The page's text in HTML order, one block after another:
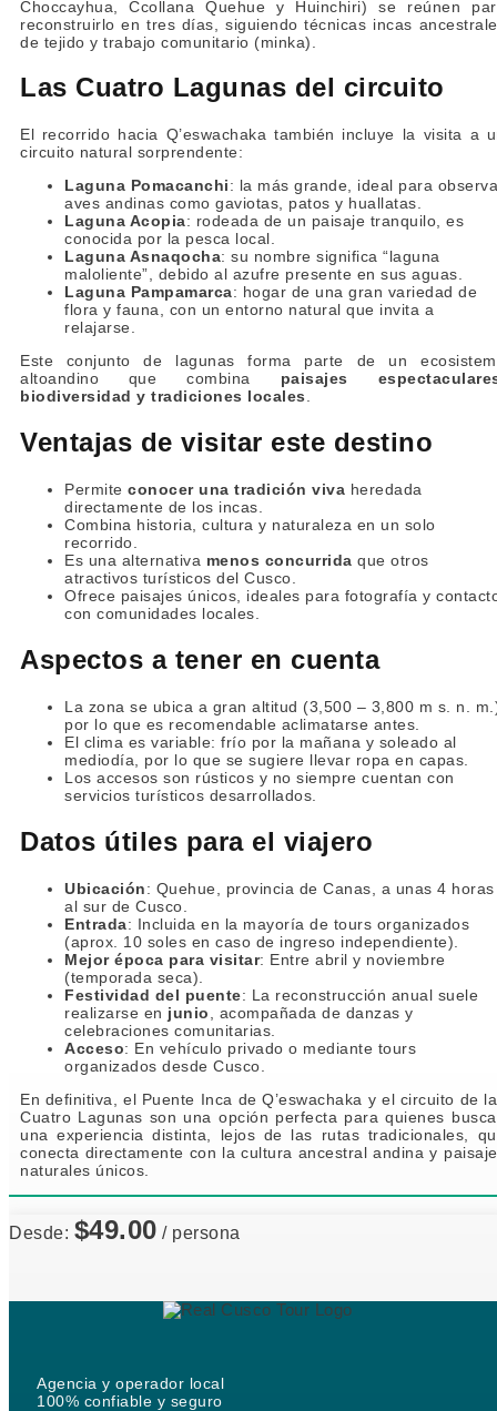
Choccayhua, Ccollana Quehue y Huinchiri) se reúnen
reconstruirlo en tres días, siguiendo técnicas incas
de tejido y trabajo comunitario (minka).
Las Cuatro Lagunas del circuito
El recorrido hacia Q’eswachaka también incluye la visita a
circuito natural sorprendente:
Laguna Pomacanchi: la más grande, ideal para
aves andinas como gaviotas, patos y huallatas.
Laguna Acopia: rodeada de un paisaje tranquilo, es
conocida por la pesca local.
Laguna Asnaqocha: su nombre significa “laguna
maloliente”, debido al azufre presente en sus aguas.
Laguna Pampamarca: hogar de una gran variedad de
flora y fauna, con un entorno natural que invita a
relajarse.
Este conjunto de lagunas forma parte de un
altoandino que combina paisajes
biodiversidad y tradiciones locales.
Ventajas de visitar este destino
Permite conocer una tradición viva heredada
directamente de los incas.
Combina historia, cultura y naturaleza en un solo
recorrido.
Es una alternativa menos concurrida que otros
atractivos turísticos del Cusco.
Ofrece paisajes únicos, ideales para fotografía y
con comunidades locales.
Aspectos a tener en cuenta
La zona se ubica a gran altitud (3,500 – 3,800 m s. n.
por lo que es recomendable aclimatarse antes.
El clima es variable: frío por la mañana y soleado al
mediodía, por lo que se sugiere llevar ropa en capas.
Los accesos son rústicos y no siempre cuentan con
servicios turísticos desarrollados.
Datos útiles para el viajero
Ubicación: Quehue, provincia de Canas, a unas 4 horas
al sur de Cusco.
Entrada: Incluida en la mayoría de tours organizados
(aprox. 10 soles en caso de ingreso independiente).
Mejor época para visitar: Entre abril y noviembre
(temporada seca).
Festividad del puente: La reconstrucción anual suele
realizarse en junio , acompañada de danzas y
celebraciones comunitarias.
Acceso: En vehículo privado o mediante tours
organizados desde Cusco.
En definitiva, el Puente Inca de Q’eswachaka y el circuito de
Cuatro Lagunas son una opción perfecta para quienes
una experiencia distinta, lejos de las rutas tradicionales,
conecta directamente con la cultura ancestral andina y
naturales únicos.
Desde: $49.00 / persona
Agencia y operador local
100% confiable y seguro